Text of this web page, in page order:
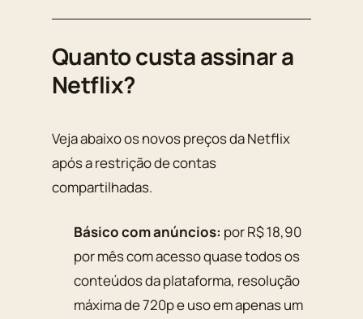
Quanto custa assinar a
Netflix?
Veja abaixo os novos preços da Netflix
após a restrição de contas
compartilhadas.
Básico com anúncios: por R$ 18,90
por mês com acesso quase todos os
conteúdos da plataforma, resolução
máxima de 720p e uso em apenas um